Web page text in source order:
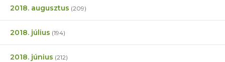
2018. augusztus (209)
2018. július (194)
2018. június (212)